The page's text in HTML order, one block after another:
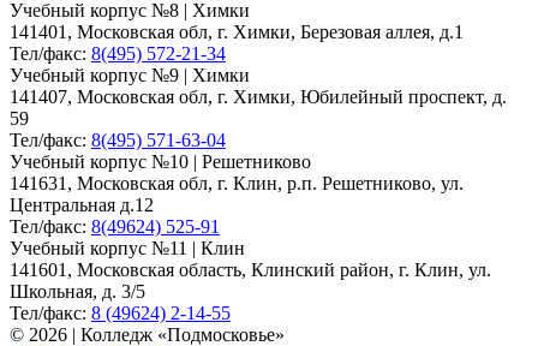
Учебный корпус №8 | Химки
141401, Московская обл, г. Химки, Березовая аллея, д.1
Тел/факс: 8(495) 572-21-34
Учебный корпус №9 | Химки
141407, Московская обл, г. Химки, Юбилейный проспект, д.
59
Тел/факс: 8(495) 571-63-04
Учебный корпус №10 | Решетниково
141631, Московская обл, г. Клин, р.п. Решетниково, ул.
Центральная д.12
Тел/факс: 8(49624) 525-91
Учебный корпус №11 | Клин
141601, Московская область, Клинский район, г. Клин, ул.
Школьная, д. 3/5
Тел/факс: 8 (49624) 2-14-55
© 2026 | Колледж «Подмосковье»